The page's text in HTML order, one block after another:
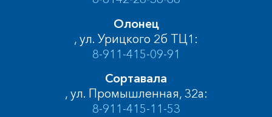
Олонец
, ул. Урицкого 2б ТЦ1:
8-911-415-09-91
Сортавала
, ул. Промышленная, 32а:
8-911-415-11-53